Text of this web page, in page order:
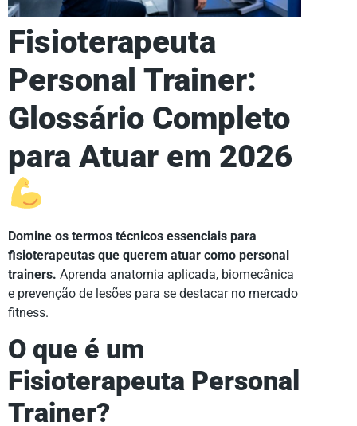
Fisioterapeuta
Personal Trainer:
Glossário Completo
para Atuar em 2026
Domine os termos técnicos essenciais para
fisioterapeutas que querem atuar como personal
trainers. Aprenda anatomia aplicada, biomecânica
e prevenção de lesões para se destacar no mercado
fitness.
O que é um
Fisioterapeuta Personal
Trainer?